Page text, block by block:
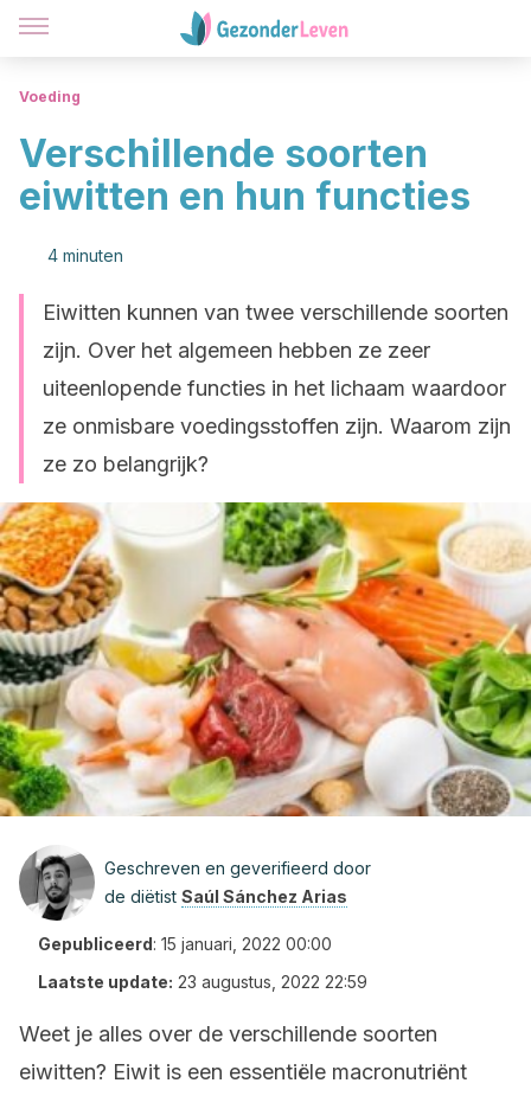
Voeding
Verschillende soorten
eiwitten en hun functies
4 minuten
Eiwitten kunnen van twee verschillende soorten
zijn. Over het algemeen hebben ze zeer
uiteenlopende functies in het lichaam waardoor
ze onmisbare voedingsstoffen zijn. Waarom zijn
ze zo belangrijk?
Geschreven en geverifieerd door
de diëtist Saúl Sánchez Arias
Gepubliceerd: 15 januari, 2022 00:00
Laatste update: 23 augustus, 2022 22:59
Weet je alles over de verschillende soorten
eiwitten? Eiwit is een essentiële macronutriënt